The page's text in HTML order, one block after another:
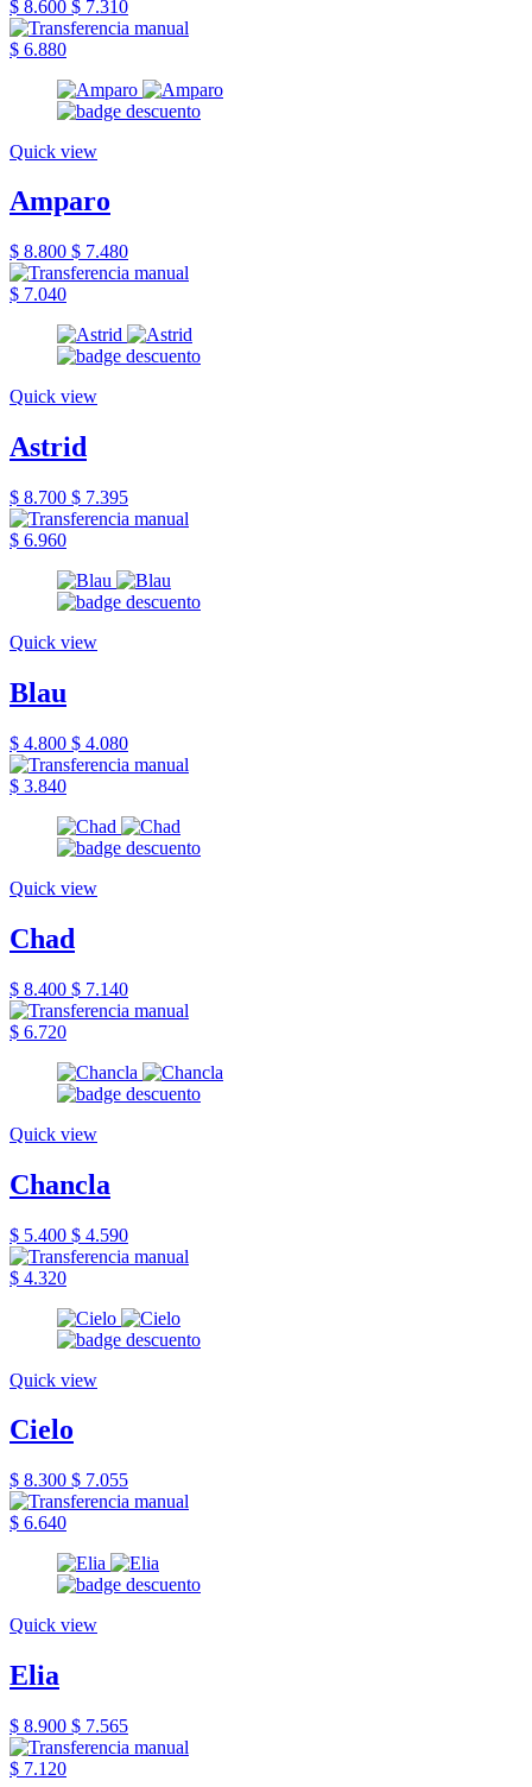
$ 8.600 $ 7.310
$ 6.880
Quick view
Amparo
$ 8.800 $ 7.480
$ 7.040
Quick view
Astrid
$ 8.700 $ 7.395
$ 6.960
Quick view
Blau
$ 4.800 $ 4.080
$ 3.840
Quick view
Chad
$ 8.400 $ 7.140
$ 6.720
Quick view
Chancla
$ 5.400 $ 4.590
$ 4.320
Quick view
Cielo
$ 8.300 $ 7.055
$ 6.640
Quick view
Elia
$ 8.900 $ 7.565
$ 7.120